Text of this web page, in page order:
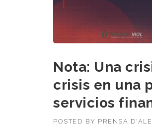
Nota: Una
crisis en una
servicios
POSTED BY PRENSA